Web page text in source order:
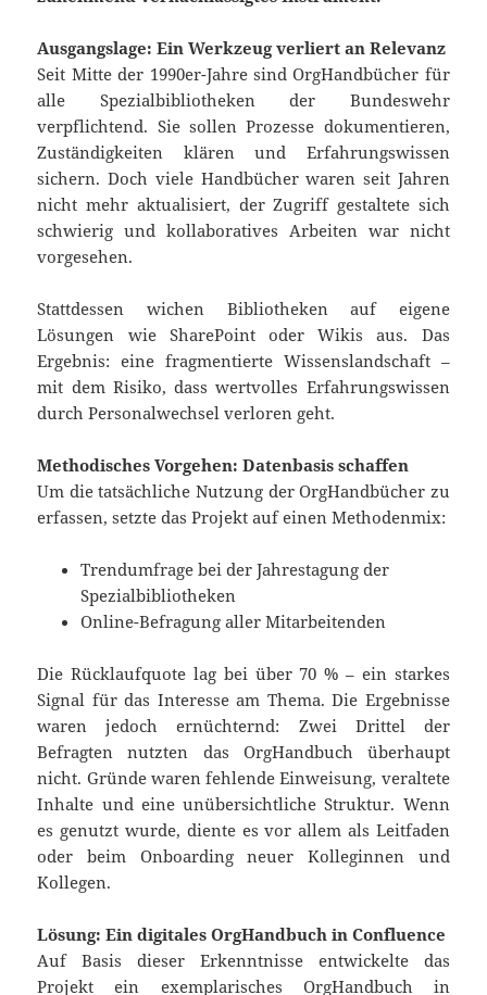
Ausgangslage: Ein Werkzeug verliert an Relevanz
Seit Mitte der 1990er-Jahre sind OrgHandbücher für
alle Spezialbibliotheken der Bundeswehr
verpflichtend. Sie sollen Prozesse dokumentieren,
Zuständigkeiten klären und Erfahrungswissen
sichern. Doch viele Handbücher waren seit Jahren
nicht mehr aktualisiert, der Zugriff gestaltete sich
schwierig und kollaboratives Arbeiten war nicht
vorgesehen.
Stattdessen wichen Bibliotheken auf eigene
Lösungen wie SharePoint oder Wikis aus. Das
Ergebnis: eine fragmentierte Wissenslandschaft –
mit dem Risiko, dass wertvolles Erfahrungswissen
durch Personalwechsel verloren geht.
Methodisches Vorgehen: Datenbasis schaffen
Um die tatsächliche Nutzung der OrgHandbücher zu
erfassen, setzte das Projekt auf einen Methodenmix:
Trendumfrage bei der Jahrestagung der
Spezialbibliotheken
Online-Befragung aller Mitarbeitenden
Die Rücklaufquote lag bei über 70 % – ein starkes
Signal für das Interesse am Thema. Die Ergebnisse
waren jedoch ernüchternd: Zwei Drittel der
Befragten nutzten das OrgHandbuch überhaupt
nicht. Gründe waren fehlende Einweisung, veraltete
Inhalte und eine unübersichtliche Struktur. Wenn
es genutzt wurde, diente es vor allem als Leitfaden
oder beim Onboarding neuer Kolleginnen und
Kollegen.
Lösung: Ein digitales OrgHandbuch in Confluence
Auf Basis dieser Erkenntnisse entwickelte das
Projekt ein exemplarisches OrgHandbuch in